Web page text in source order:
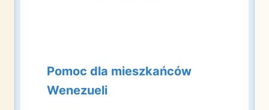
Pomoc dla mieszkańców
Wenezueli